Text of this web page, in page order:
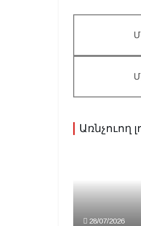
Առնչուող
28/07/2026